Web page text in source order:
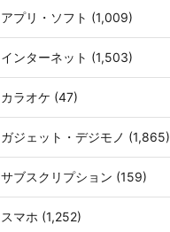
アプリ・ソフト (1,009)
インターネット (1,503)
カラオケ (47)
ガジェット・デジモノ (1,865)
サブスクリプション (159)
スマホ (1,252)